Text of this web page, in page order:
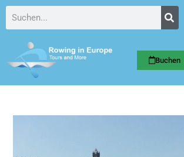
Buchen